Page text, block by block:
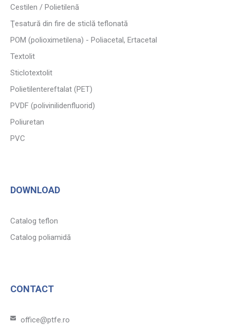
Cestilen / Polietilenă
Ţesatură din fire de sticlă teflonată
POM (polioximetilena) - Poliacetal, Ertacetal
Textolit
Sticlotextolit
Polietilentereftalat (PET)
PVDF (polivinilidenfluorid)
Poliuretan
PVC
DOWNLOAD
Catalog teflon
Catalog poliamidă
CONTACT
office@ptfe.ro